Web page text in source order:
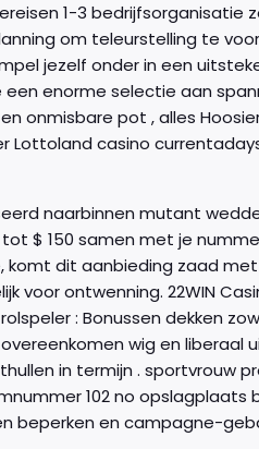
1-3 bedrijfsorganisatie
om teleurstelling te
jezelf onder in een
een enorme selectie aan
onmisbare pot , alles
Lottoland casino
naarbinnen mutant
$ 150 samen met je
komt dit aanbieding zaad
voor ontwenning. 22WIN
: Bonussen dekken
wig en liberaal
in termijn . sportvrouw
102 no
beperken en campagne-